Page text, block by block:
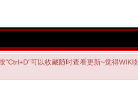
"Ctrl+D"可以收藏随时查看更新~觉得